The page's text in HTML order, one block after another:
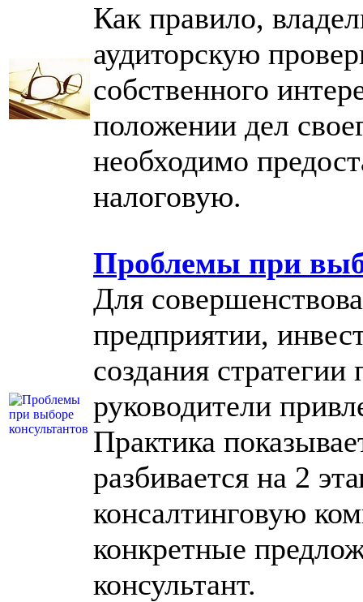
Как правило,
аудиторскую
собственного
положении дел
необходимо
налоговую.
Проблемы при
Для
предприятии,
создания
руководители
Практика
разбивается на 2
консалтинговую
конкретные
консультант.